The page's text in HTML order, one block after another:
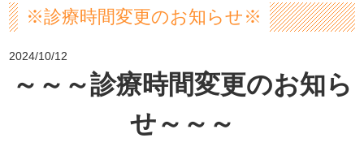
※診療時間変更のお知らせ※
2024/10/12
～～～診療時間変更のお知ら
せ～～～